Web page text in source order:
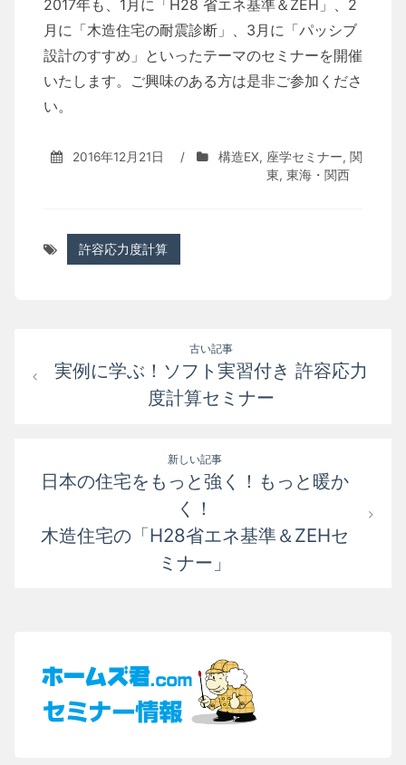
2017年も、1月に「H28 省エネ基準＆ZEH」、2
月に「木造住宅の耐震診断」、3月に「パッシブ
設計のすすめ」といったテーマのセミナーを開催
いたします。ご興味のある方は是非ご参加くださ
い。
2016年12月21日 / 構造EX, 座学セミナー, 関
東,東海・関西
許容応力度計算
稿
古い記事
実例に学ぶ！ソフト実習付き 許容応力
度計算セミナー
新しい記事
日本の住宅をもっと強く！もっと暖か
く！
木造住宅の「H28省エネ基準＆ZEHセ
ミナー」